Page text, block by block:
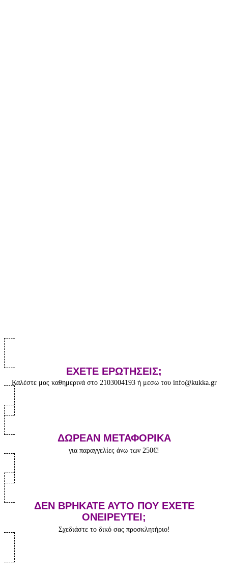
ΕΧΕΤΕ ΕΡΩΤΗΣΕΙΣ;
Καλέστε μας καθημερινά στο 2103004193 ή μεσω του info@kukka.gr
ΔΩΡΕΑΝ ΜΕΤΑΦΟΡΙΚΑ
για παραγγελίες άνω των 250€!
ΔΕΝ ΒΡΗΚΑΤΕ ΑΥΤΟ ΠΟΥ ΕΧΕΤΕ
ΟΝΕΙΡΕΥΤΕΙ;
Σχεδιάστε το δικό σας προσκλητήριο!